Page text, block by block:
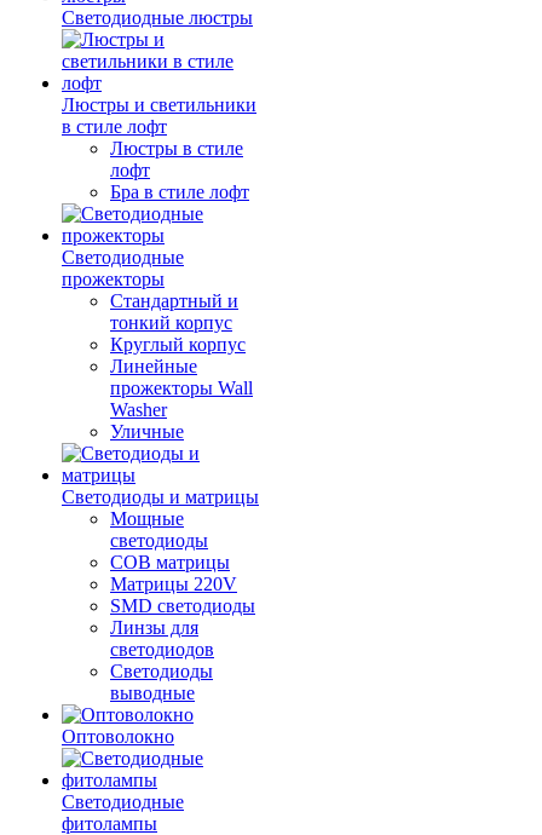
Светодиодные люстры
Люстры и светильники
в стиле лофт
Люстры в стиле
лофт
Бра в стиле лофт
Светодиодные
прожекторы
Стандартный и
тонкий корпус
Круглый корпус
Линейные
прожекторы Wall
Washer
Уличные
Светодиоды и матрицы
Мощные
светодиоды
COB матрицы
Матрицы 220V
SMD светодиоды
Линзы для
светодиодов
Светодиоды
выводные
Оптоволокно
Светодиодные
фитолампы